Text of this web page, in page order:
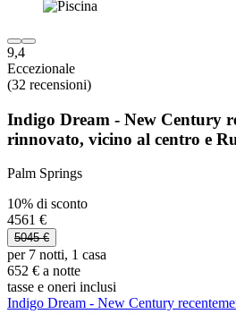
9,4
Eccezionale
(32 recensioni)
Indigo Dream - New Century
rinnovato, vicino al centro e
Palm Springs
10% di sconto
4561 €
5045 €
per 7 notti, 1 casa
652 € a notte
tasse e oneri inclusi
Indigo Dream - New Century